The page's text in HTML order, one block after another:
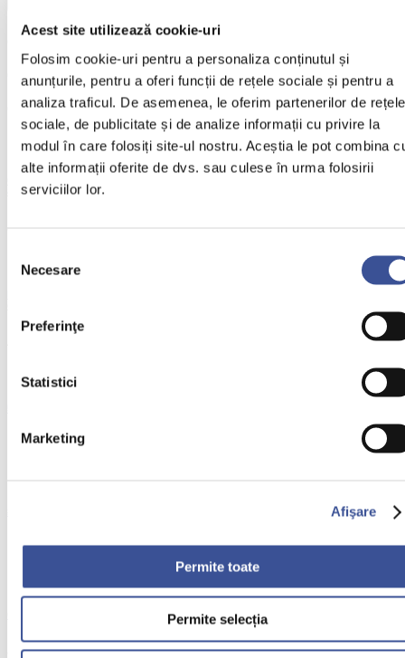
Acest site utilizează cookie-uri
Folosim cookie-uri pentru a personaliza conținutul și
anunțurile, pentru a oferi funcții de rețele sociale și pentru a
analiza traficul. De asemenea, le oferim partenerilor de rețele
sociale, de publicitate și de analize informații cu privire la
modul în care folosiți site-ul nostru. Aceștia le pot combina
alte informații oferite de dvs. sau culese în urma folosirii
serviciilor lor.
consimțământului
Necesare
Preferinţe
Statistici
Marketing
Afişare
Permite toate
Permite selecția
Cele mai recente
Comentarii
autoimune, cu mai mult succes
November 17, 2019
December 10, 2018
Comisia Europeană a aprobat multiplicarea celulelor din sângele ombilical
January 29, 2026